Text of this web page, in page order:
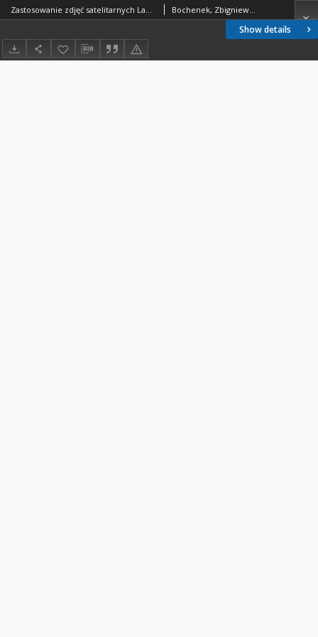
Show details
Zastosowanie zdjęć satelitarnych Landsat Thematic Mapper do klasyfikacji terenów miejskich Bochenek, Zbigniew; Poławski, F. Zenon